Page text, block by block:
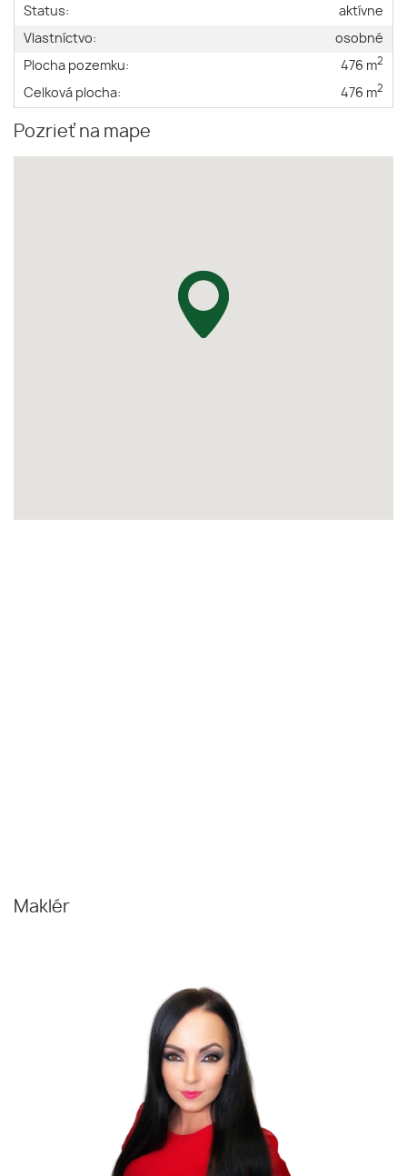
Status:
aktívne
Vlastníctvo:
osobné
Plocha pozemku:
476 m2
Celková plocha: 476 m2
Pozrieť na mape
Maklér